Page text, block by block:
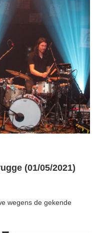
(01/05/2021)
wegens de gekende